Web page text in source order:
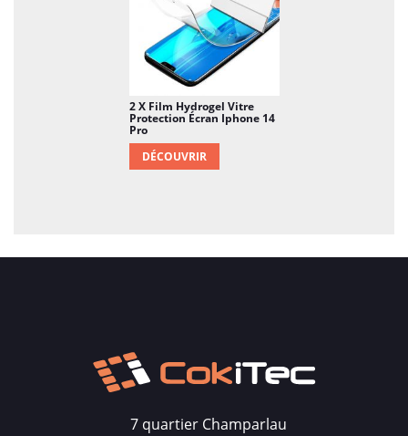
2 X Film Hydrogel Vitre
Protection Écran Iphone 14
Pro
DÉCOUVRIR
7 quartier Champarlau